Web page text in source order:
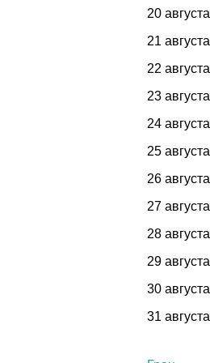
20 августа
21 августа
22 августа
23 августа
24 августа
25 августа
26 августа
27 августа
28 августа
29 августа
30 августа
31 августа